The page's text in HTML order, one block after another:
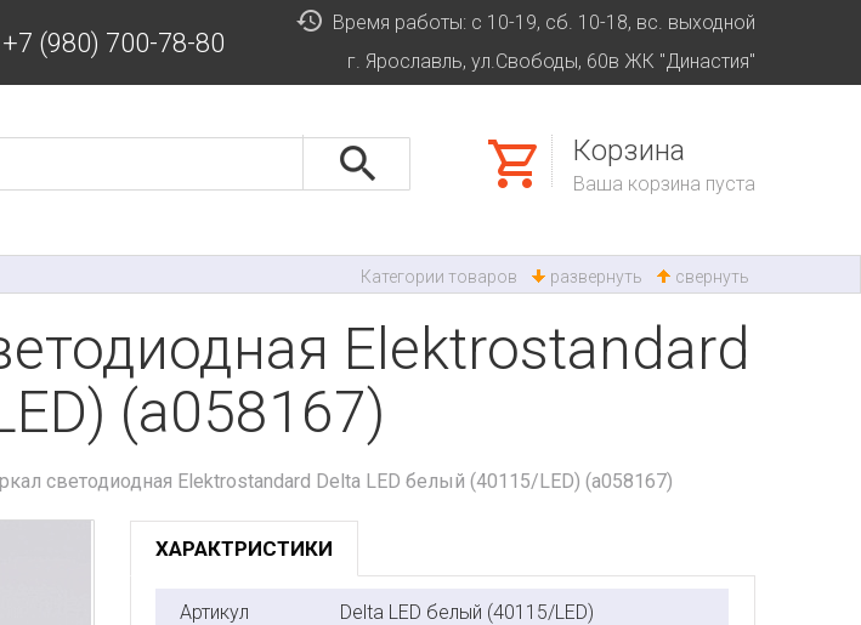
+7 (980) 700-78-80
Время работы: с 10-19, сб. 10-18, вс. выходной
г. Ярославль, ул.Свободы, 60в ЖК "Династия"
Корзина
Ваша корзина пуста
Категории товаров развернуть свернуть
Elektrostandard
(a058167)
светодиодная Elektrostandard Delta LED белый (40115/LED) (a058167)
ХАРАКТРИСТИКИ
Артикул Delta LED белый (40115/LED)